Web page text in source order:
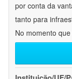
por conta da
tanto para
No momento